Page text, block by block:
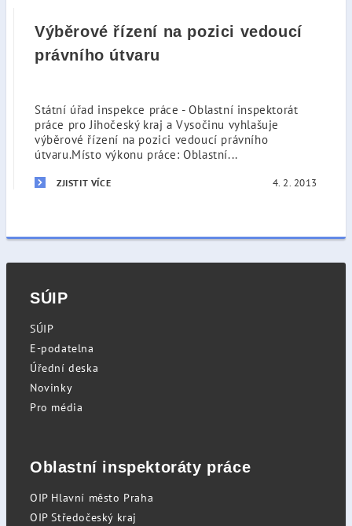
Výběrové řízení na pozici vedoucí
právního útvaru
Státní úřad inspekce práce - Oblastní inspektorát
práce pro Jihočeský kraj a Vysočinu vyhlašuje
výběrové řízení na pozici vedoucí právního
útvaru.Místo výkonu práce: Oblastní...
ZJISTIT VÍCE 4. 2. 2013
SÚIP
SÚIP
E-podatelna
Úřední deska
Novinky
Pro média
Oblastní inspektoráty práce
OIP Hlavní město Praha
OIP Středočeský kraj